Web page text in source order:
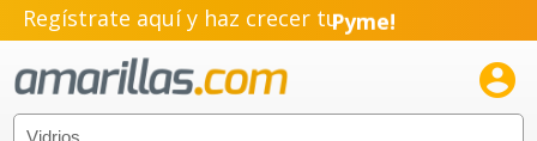
Regístrate aquí y haz crecer tuPyme!
Emprendimiento!
